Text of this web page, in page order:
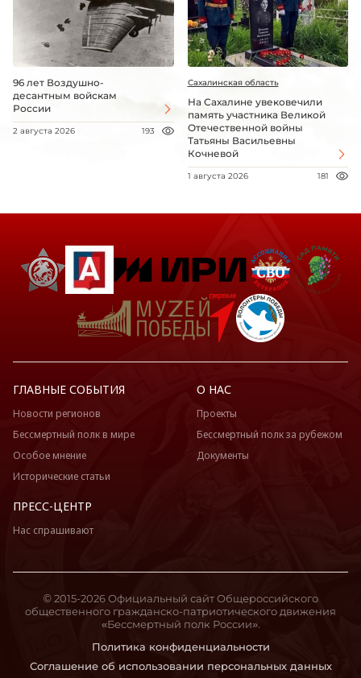
96 лет Воздушно-
десантным войскам
России
2 августа 2026 193
Сахалинская область
На Сахалине увековечили
память участника Великой
Отечественной войны
Татьяны Васильевны
Кочневой
1 августа 2026 181
ГЛАВНЫЕ СОБЫТИЯ
Новости регионов
Бессмертный полк в мире
Особое мнение
Исторические статьи
О НАС
Проекты
Бессмертный полк за рубежом
Документы
ПРЕСС-ЦЕНТР
Нас спрашивают
Политика конфиденциальности
Соглашение об использовании персональных данных
© 2015-2026 Официальный сайт Общероссийского
общественного гражданско-патриотического движения
«Бессмертный полк России».